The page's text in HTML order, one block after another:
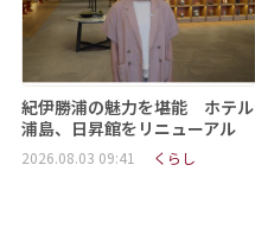
紀伊勝浦の魅力を堪能 ホテル
浦島、日昇館をリニューアル
2026.08.03 09:41 くらし